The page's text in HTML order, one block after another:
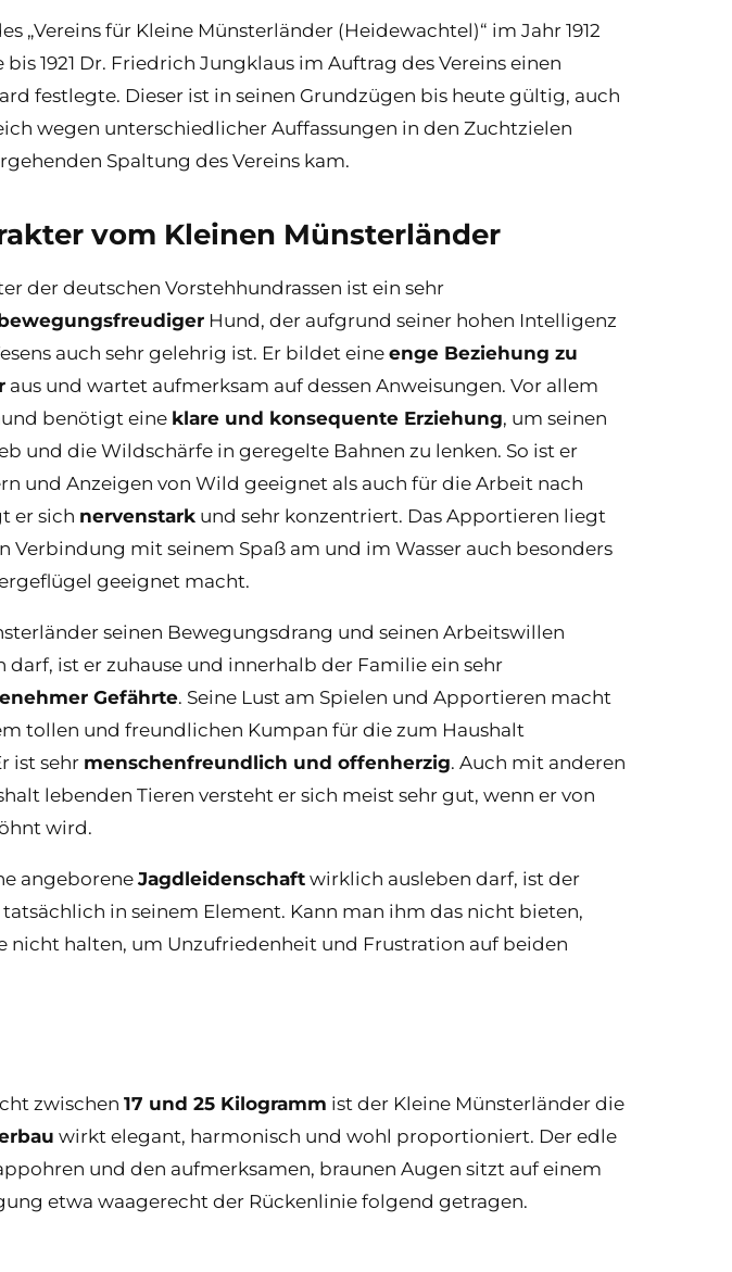
„Vereins für Kleine Münsterländer (Heidewachtel)“ im Jahr 1912
1921 Dr. Friedrich Jungklaus im Auftrag des Vereins einen
festlegte. Dieser ist in seinen Grundzügen bis heute gültig, auch
wegen unterschiedlicher Auffassungen in den Zuchtzielen
Spaltung des Vereins kam.
vom Kleinen Münsterländer
der deutschen Vorstehhundrassen ist ein sehr
Hund, der aufgrund seiner hohen Intelligenz
auch sehr gelehrig ist. Er bildet eine enge Beziehung zu
aus und wartet aufmerksam auf dessen Anweisungen. Vor allem
benötigt eine klare und konsequente Erziehung, um seinen
und die Wildschärfe in geregelte Bahnen zu lenken. So ist er
und Anzeigen von Wild geeignet als auch für die Arbeit nach
er sich nervenstarkund sehr konzentriert. Das Apportieren liegt
Verbindung mit seinem Spaß am und im Wasser auch besonders
geeignet macht.
seinen Bewegungsdrang und seinen Arbeitswillen
darf, ist er zuhause und innerhalb der Familie ein sehr
Gefährte. Seine Lust am Spielen und Apportieren macht
tollen und freundlichen Kumpan für die zum Haushalt
ist sehr menschenfreundlich und offenherzig. Auch mit anderen
lebenden Tieren versteht er sich meist sehr gut, wenn er von
wird.
angeboreneJagdleidenschaftwirklich ausleben darf, ist der
in seinem Element. Kann man ihm das nicht bieten,
nicht halten, um Unzufriedenheit und Frustration auf beiden
zwischen 17 und 25 Kilogramm ist der Kleine Münsterländer die
wirkt elegant, harmonisch und wohl proportioniert. Der edle
und den aufmerksamen, braunen Augen sitzt auf einem
etwa waagerecht der Rückenlinie folgend getragen.